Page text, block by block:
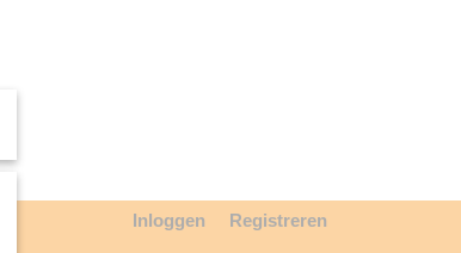
Inloggen Registreren